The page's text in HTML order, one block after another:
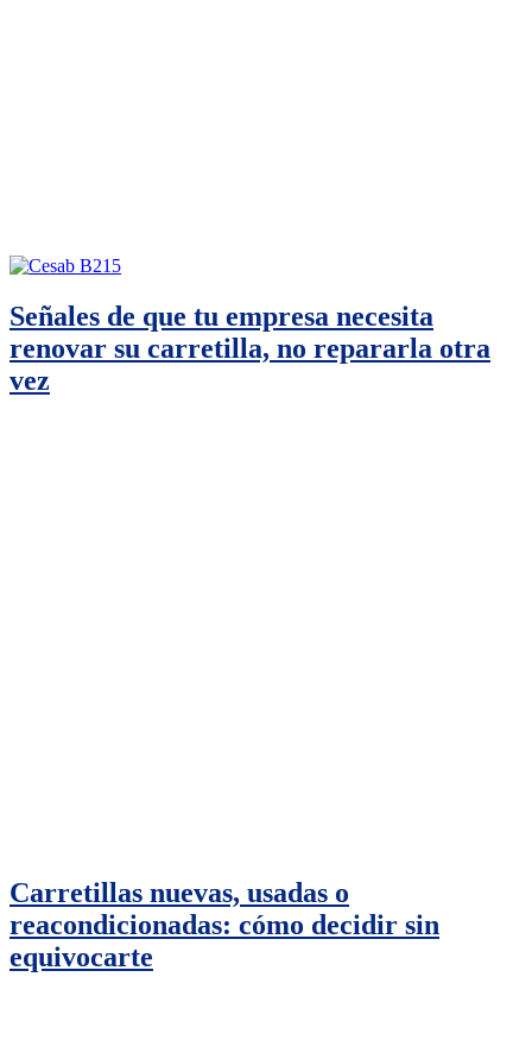
Señales de que tu empresa necesita
renovar su carretilla, no repararla otra
vez
Carretillas nuevas, usadas o
reacondicionadas: cómo decidir sin
equivocarte